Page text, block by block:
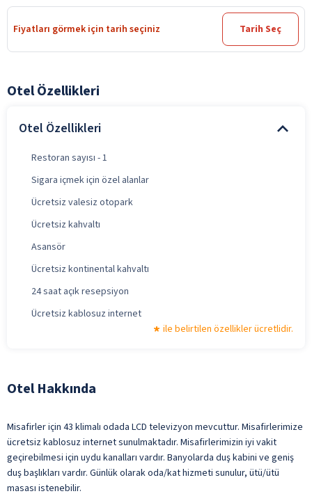
Fiyatları görmek için tarih seçiniz Tarih Seç
Otel Özellikleri
Otel Özellikleri
Restoran sayısı - 1
Sigara içmek için özel alanlar
Ücretsiz valesiz otopark
Ücretsiz kahvaltı
Asansör
Ücretsiz kontinental kahvaltı
24 saat açık resepsiyon
Ücretsiz kablosuz internet
ile belirtilen özellikler ücretlidir.
Otel Hakkında
Misafirler için 43 klimalı odada LCD televizyon mevcuttur. Misafirlerimize
ücretsiz kablosuz internet sunulmaktadır. Misafirlerimizin iyi vakit
geçirebilmesi için uydu kanalları vardır. Banyolarda duş kabini ve geniş
duş başlıkları vardır. Günlük olarak oda/kat hizmeti sunulur, ütü/ütü
masası istenebilir.